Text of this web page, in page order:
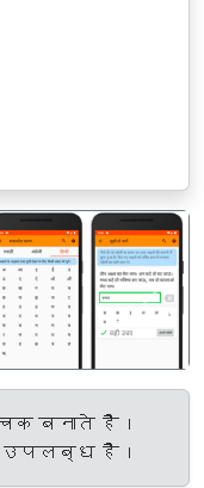
बनाते हैं।
उपलब्ध हैं।